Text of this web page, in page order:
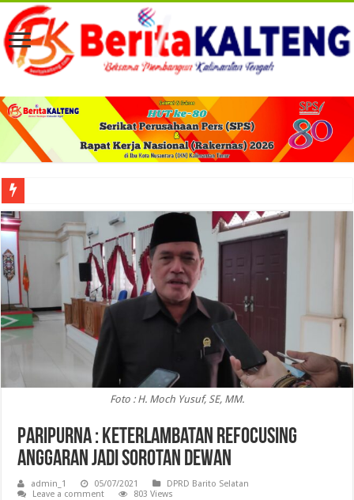
Viral! Selama Dua Bulan Lebih Siltap Serta Tunjangan Pemdes dan BPD di
Foto : H. Moch Yusuf, SE, MM.
Paripurna : Keterlambatan Refocusing
Anggaran Jadi Sorotan Dewan
admin_1 05/07/2021
DPRD Barito Selatan
Leave a comment
803 Views